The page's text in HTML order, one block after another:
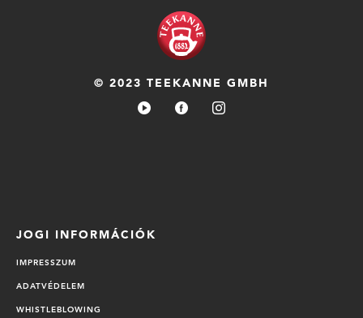
© 2023 TEEKANNE GMBH
JOGI INFORMÁCIÓK
IMPRESSZUM
ADATVÉDELEM
WHISTLEBLOWING